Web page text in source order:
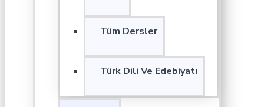
Tüm Dersler
Türk Dili Ve Edebiyatı